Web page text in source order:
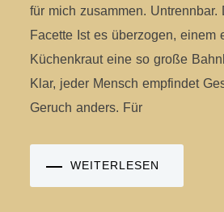
für mich zusammen. Untrennbar.
Facette Ist es überzogen, einem
Küchenkraut eine so große
Klar, jeder Mensch empfindet
Geruch anders. Für
WEITERLESEN